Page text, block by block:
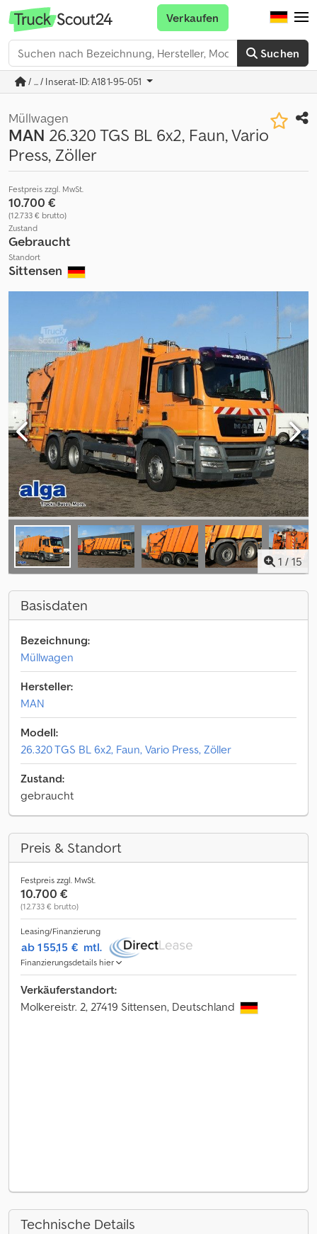
Suchen
Verkaufen
/ ... / Inserat-ID: A181-95-051
Müllwagen
MAN 26.320 TGS BL 6x2, Faun, Vario
Press, Zöller
Festpreis zzgl. MwSt.
10.700 €
(12.733 € brutto)
Zustand
Gebraucht
Standort
Sittensen
1 /15
Basisdaten
Bezeichnung:
Müllwagen
Hersteller:
MAN
Modell:
26.320 TGS BL 6x2, Faun, Vario Press, Zöller
Zustand:
gebraucht
Preis & Standort
Festpreis zzgl. MwSt.
10.700 €
(12.733 € brutto)
Leasing/Finanzierung
ab 155,15 € mtl.
Finanzierungsdetails hier
Verkäuferstandort:
Molkereistr. 2, 27419 Sittensen, Deutschland
Technische Details